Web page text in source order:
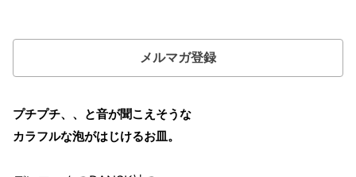
メルマガ登録
プチプチ、、と音が聞こえそうな
カラフルな泡がはじけるお皿。